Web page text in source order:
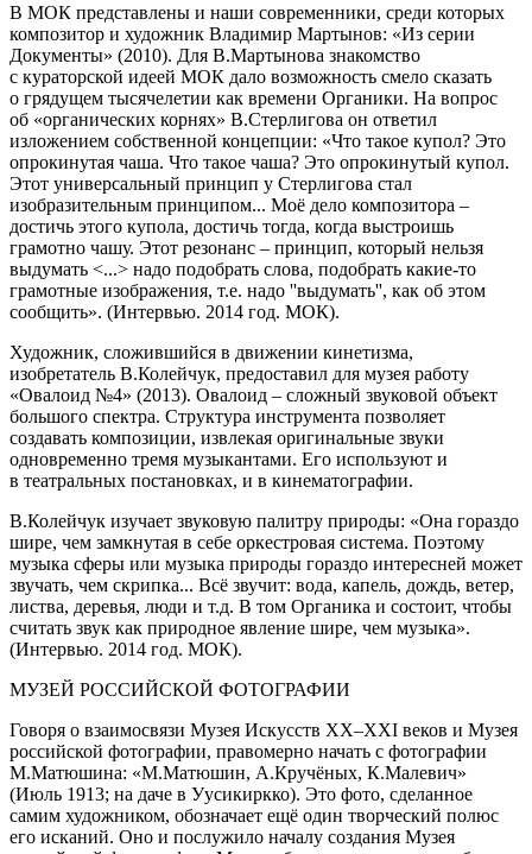
В МОК представлены и наши современники, среди которых
композитор и художник Владимир Мартынов: «Из серии
Документы» (2010). Для В.Мартынова знакомство
с кураторской идеей МОК дало возможность смело сказать
о грядущем тысячелетии как времени Органики. На вопрос
об «органических корнях» В.Стерлигова он ответил
изложением собственной концепции: «Что такое купол? Это
опрокинутая чаша. Что такое чаша? Это опрокинутый купол.
Этот универсальный принцип у Стерлигова стал
изобразительным принципом... Моё дело композитора –
достичь этого купола, достичь тогда, когда выстроишь
грамотно чашу. Этот резонанс – принцип, который нельзя
выдумать <...> надо подобрать слова, подобрать какие-то
грамотные изображения, т.е. надо ''выдумать'', как об этом
сообщить». (Интервью. 2014 год. МОК).
Художник, сложившийся в движении кинетизма,
изобретатель В.Колейчук, предоставил для музея работу
«Овалоид №4» (2013). Овалоид – сложный звуковой объект
большого спектра. Структура инструмента позволяет
создавать композиции, извлекая оригинальные звуки
одновременно тремя музыкантами. Его используют и
в театральных постановках, и в кинематографии.
В.Колейчук изучает звуковую палитру природы: «Она гораздо
шире, чем замкнутая в себе оркестровая система. Поэтому
музыка сферы или музыка природы гораздо интересней может
звучать, чем скрипка... Всё звучит: вода, капель, дождь, ветер,
листва, деревья, люди и т.д. В том Органика и состоит, чтобы
считать звук как природное явление шире, чем музыка».
(Интервью. 2014 год. МОК).
МУЗЕЙ РОССИЙСКОЙ ФОТОГРАФИИ
Говоря о взаимосвязи Музея Искусств XX–XXI веков и Музея
российской фотографии, правомерно начать с фотографии
М.Матюшина: «М.Матюшин, А.Кручёных, К.Малевич»
(Июль 1913; на даче в Уусикиркко). Это фото, сделанное
самим художником, обозначает ещё один творческий полюс
его исканий. Оно и послужило началу создания Музея